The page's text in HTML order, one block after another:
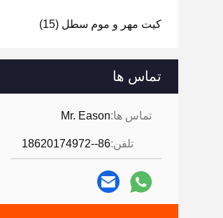
کیت مهر و موم سطل (15)
تماس ها
تماس ها:Mr. Eason
تلفن:86--18620174972